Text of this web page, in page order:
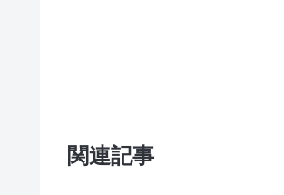
関連記事